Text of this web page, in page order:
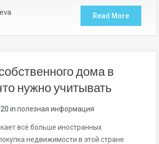
Read More
дома в
нужно учитывать
in полезная информация
всё больше иностранных
недвижимости в этой стране